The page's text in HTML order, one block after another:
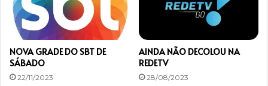
NOVA GRADE DO SBT DE
SÁBADO
22/11/2023
AINDA NÃO DECOLOU NA
REDETV
28/08/2023